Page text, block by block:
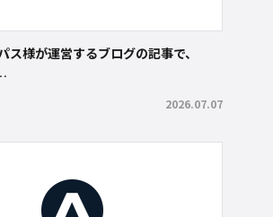
ス様が運営するブログの記事で、
2026.07.07